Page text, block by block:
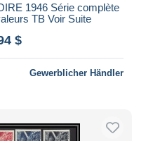
1946 Série complète
TB Voir Suite
$
Gewerblicher Händler